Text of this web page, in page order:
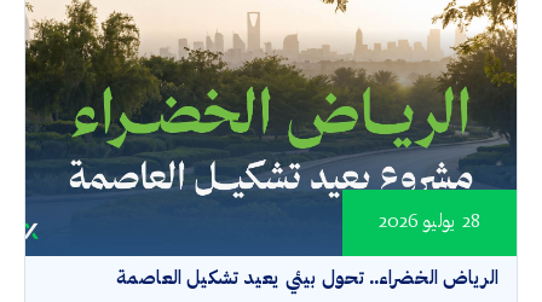
الرياض الخضراء.. تحول بيئي يعيد تشكيل العاصمة
28 يوليو 2026